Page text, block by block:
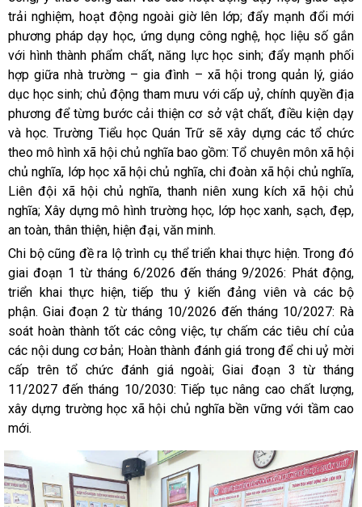
trải nghiệm, hoạt động ngoài giờ lên lớp; đẩy mạnh đổi mới
phương pháp dạy học, ứng dụng công nghệ, học liệu số gắn
với hình thành phẩm chất, năng lực học sinh; đẩy mạnh phối
hợp giữa nhà trường – gia đình – xã hội trong quản lý, giáo
dục học sinh; chủ động tham mưu với cấp uỷ, chính quyền địa
phương để từng bước cải thiện cơ sở vật chất, điều kiện dạy
và học. Trường Tiểu học Quán Trữ sẽ xây dựng các tổ chức
theo mô hình xã hội chủ nghĩa bao gồm: Tổ chuyên môn xã hội
chủ nghĩa, lớp học xã hội chủ nghĩa, chi đoàn xã hội chủ nghĩa,
Liên đội xã hội chủ nghĩa, thanh niên xung kích xã hội chủ
nghĩa; Xây dựng mô hình trường học, lớp học xanh, sạch, đẹp,
an toàn, thân thiện, hiện đại, văn minh.
Chi bộ cũng đề ra lộ trình cụ thể triển khai thực hiện. Trong đó
giai đoạn 1 từ tháng 6/2026 đến tháng 9/2026: Phát động,
triển khai thực hiện, tiếp thu ý kiến đảng viên và các bộ
phận. Giai đoạn 2 từ tháng 10/2026 đến tháng 10/2027: Rà
soát hoàn thành tốt các công việc, tự chấm các tiêu chí của
các nội dung cơ bản; Hoàn thành đánh giá trong để chi uỷ mời
cấp trên tổ chức đánh giá ngoài; Giai đoạn 3 từ tháng
11/2027 đến tháng 10/2030: Tiếp tục nâng cao chất lượng,
xây dựng trường học xã hội chủ nghĩa bền vững với tầm cao
mới.